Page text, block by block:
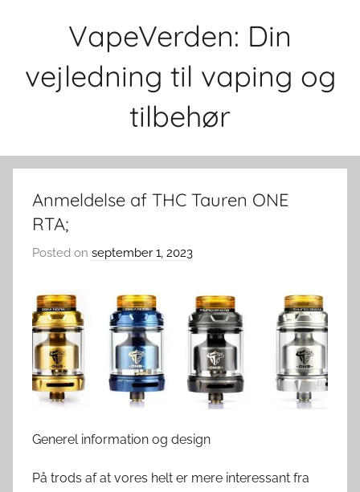
VapeVerden: Din
vejledning til vaping og
tilbehør
Anmeldelse af THC Tauren ONE
RTA;
Posted on september 1, 2023
v
a
p
e
v
d
n
Generel information og design
På trods af at vores helt er mere interessant fra